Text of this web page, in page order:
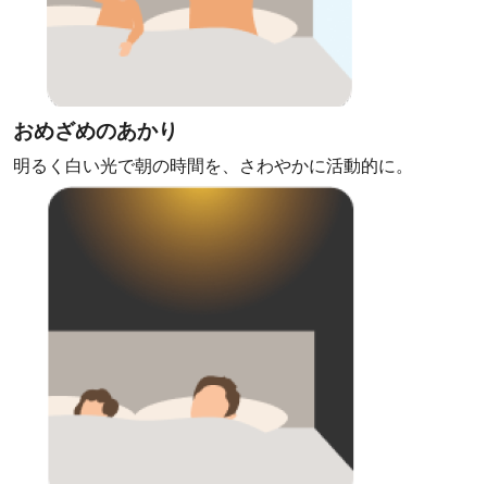
おめざめのあかり
明るく白い光で朝の時間を、さわやかに活動的に。